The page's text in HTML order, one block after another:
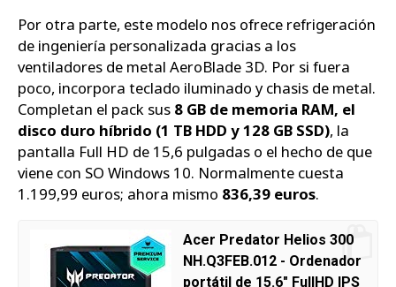
Por otra parte, este modelo nos ofrece refrigeración
de ingeniería personalizada gracias a los
ventiladores de metal AeroBlade 3D. Por si fuera
poco, incorpora teclado iluminado y chasis de metal.
Completan el pack sus 8 GB de memoria RAM, el
disco duro híbrido (1 TB HDD y 128 GB SSD), la
pantalla Full HD de 15,6 pulgadas o el hecho de que
viene con SO Windows 10. Normalmente cuesta
1.199,99 euros; ahora mismo 836,39 euros.
Acer Predator Helios 300
NH.Q3FEB.012 - Ordenador
portátil de 15.6" FullHD IPS